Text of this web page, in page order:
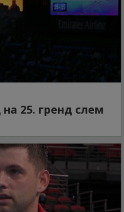
25. гренд слем